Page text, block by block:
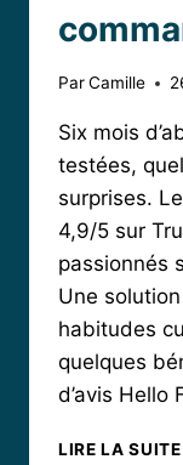
ParCamille
Six mois
testées,
surprises.
4,9/5 sur
passionnés
Une
habitudes
quelques
d’avis Hello
LIRE LA SUITE